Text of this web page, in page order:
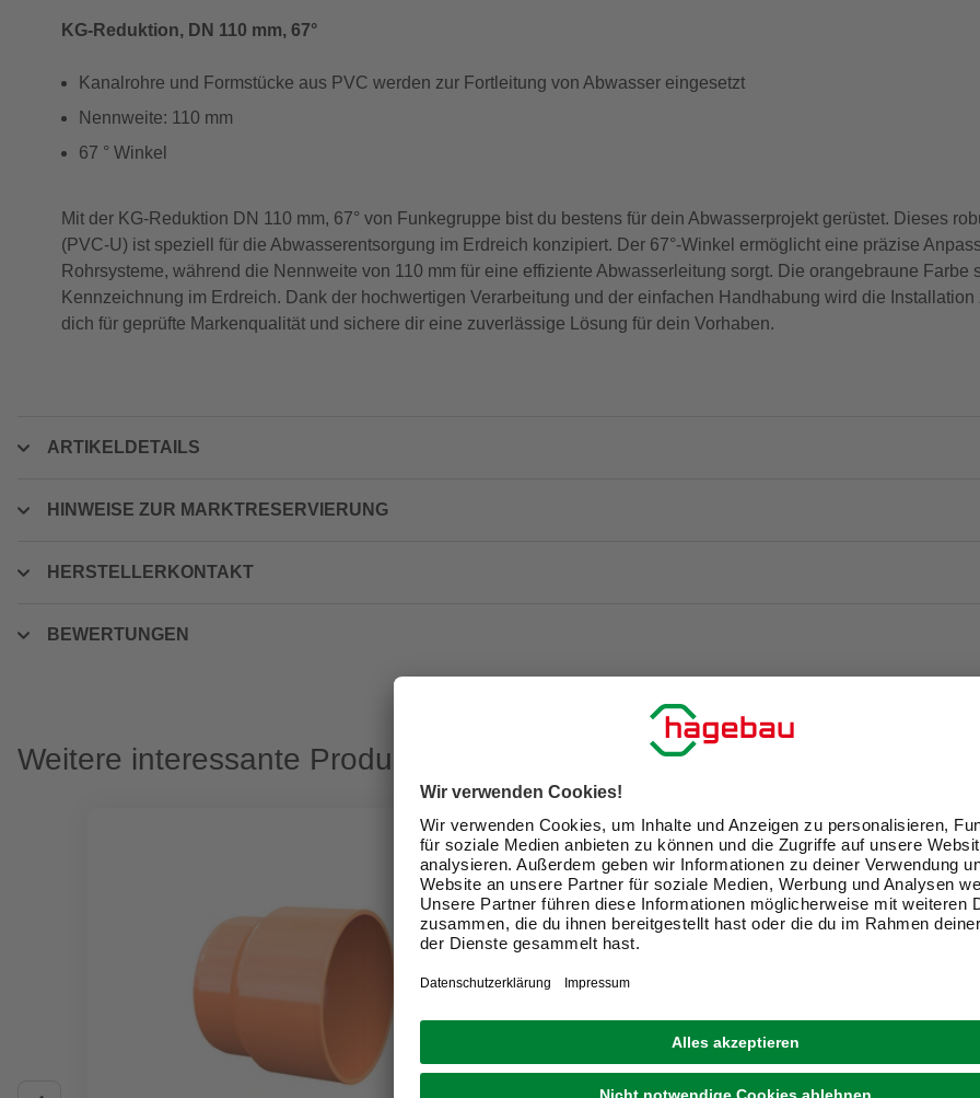
KG-Reduktion, DN 110 mm, 67°
Kanalrohre und Formstücke aus PVC werden zur Fortleitung von Abwasser eingesetzt
Nennweite: 110 mm
67 ° Winkel
Mit der KG-Reduktion DN 110 mm, 67° von Funkegruppe bist du bestens für dein Abwasserprojekt gerüstet. Dieses
(PVC-U) ist speziell für die Abwasserentsorgung im Erdreich konzipiert. Der 67°-Winkel ermöglicht eine präzise
Rohrsysteme, während die Nennweite von 110 mm für eine effiziente Abwasserleitung sorgt. Die orangebraune Farbe
Kennzeichnung im Erdreich. Dank der hochwertigen Verarbeitung und der einfachen Handhabung wird die
dich für geprüfte Markenqualität und sichere dir eine zuverlässige Lösung für dein Vorhaben.
ARTIKELDETAILS
HINWEISE ZUR MARKTRESERVIERUNG
HERSTELLERKONTAKT
BEWERTUNGEN
Weitere interessante Produkte